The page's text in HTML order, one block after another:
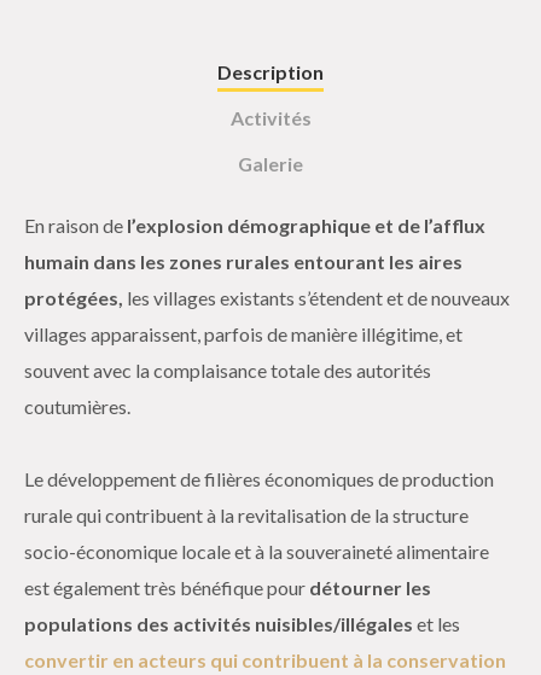
Description
Activités
Galerie
En raison de l’explosion démographique et de l’afflux
humain dans les zones rurales entourant les aires
protégées, les villages existants s’étendent et de nouveaux
villages apparaissent, parfois de manière illégitime, et
souvent avec la complaisance totale des autorités
coutumières.
Le développement de filières économiques de production
rurale qui contribuent à la revitalisation de la structure
socio-économique locale et à la souveraineté alimentaire
est également très bénéfique pour détourner les
populations des activités nuisibles/illégales et les
convertir en acteurs qui contribuent à la conservation